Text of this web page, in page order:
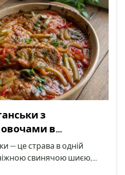
з
в
— це страва в одній
свинячою шиєю,